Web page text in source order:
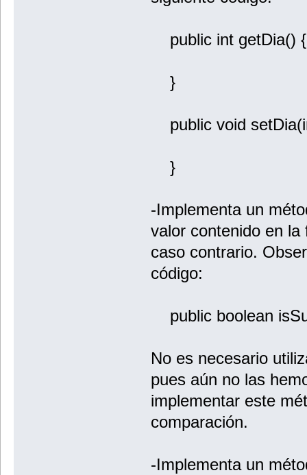
public int getDia() {
}
public void
}
-Implementa un
valor contenido en
caso contrario.
código:
public boolean
No es necesario
pues aún no las
implementar este
comparación.
-Implementa un